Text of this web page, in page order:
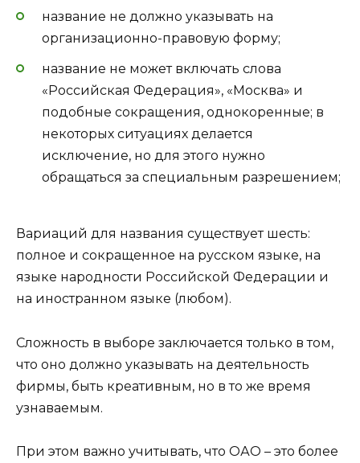
название не должно указывать на
организационно-правовую форму;
название не может включать слова
«Российская Федерация», «Москва» и
подобные сокращения, однокоренные; в
некоторых ситуациях делается
исключение, но для этого нужно
обращаться за специальным разрешением;
Вариаций для названия существует шесть:
полное и сокращенное на русском языке, на
языке народности Российской Федерации и
на иностранном языке (любом).
Сложность в выборе заключается только в том,
что оно должно указывать на деятельность
фирмы, быть креативным, но в то же время
узнаваемым.
При этом важно учитывать, что ОАО – это более